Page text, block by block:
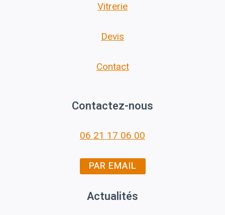
Vitrerie
Devis
Contact
Contactez-nous
06 21 17 06 00
PAR EMAIL
Actualités